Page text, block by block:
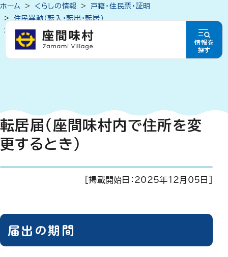
情報を
探す
ホーム くらしの情報
戸籍・住民票・証明
住民異動（転入・転出・転居）
転居届（座間味村内で住所を変更するとき）
転居届（座間味村内で住所を変
更するとき）
[掲載開始日： 2025年12月05日
届出の期間